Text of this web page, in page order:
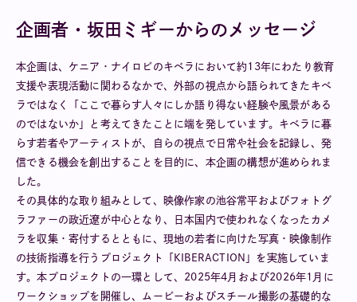
企画者・坂田ミギーからのメッセージ
本企画は、ケニア・ナイロビのキベラにおいて約13年にわたり教育
支援や表現活動に関わるなかで、外部の視点から語られてきたキベ
ラではなく「ここで暮らす人々にしか語り得ない経験や風景がある
のではないか」と考えてきたことに端を発しています。キベラに暮
らす若者やアーティストが、自らの視点で日常や社会を記録し、発
信できる機会を創出することを目的に、本企画の構想が進められま
した。
その具体的な取り組みとして、映像作家の池谷常平およびフォトグ
ラファーの政近遼が中心となり、日本国内で使われなくなったカメ
ラを収集・寄付するとともに、現地の若者に向けた写真・映像制作
の技術指導を行うプロジェクト「KIBERACTION」を実施していま
す。本プロジェクトの一環として、2025年4月および2026年1月に
ワークショップを開催し、ムービーおよびスチール撮影の基礎的な